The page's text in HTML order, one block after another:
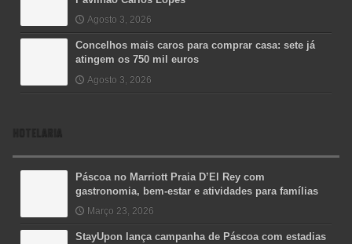
Agosto 3, 2026
Concelhos mais caros para comprar casa: sete já
atingem os 750 mil euros
Agosto 3, 2026
HOTELARIA
Páscoa no Marriott Praia D’El Rey com
gastronomia, bem-estar e atividades para famílias
Março 23, 2026
StayUpon lança campanha de Páscoa com estadias